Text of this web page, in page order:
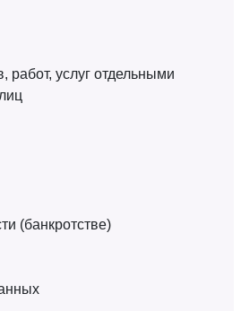
работ, услуг отдельными
(банкротстве)